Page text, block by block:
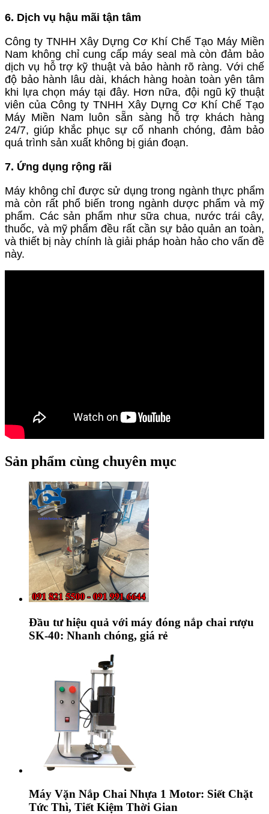
6. Dịch vụ hậu mãi tận tâm
Công ty TNHH Xây Dựng Cơ Khí Chế Tạo Máy Miền
Nam không chỉ cung cấp máy seal mà còn đảm bảo
dịch vụ hỗ trợ kỹ thuật và bảo hành rõ ràng. Với chế
độ bảo hành lâu dài, khách hàng hoàn toàn yên tâm
khi lựa chọn máy tại đây. Hơn nữa, đội ngũ kỹ thuật
viên của Công ty TNHH Xây Dựng Cơ Khí Chế Tạo
Máy Miền Nam luôn sẵn sàng hỗ trợ khách hàng
24/7, giúp khắc phục sự cố nhanh chóng, đảm bảo
quá trình sản xuất không bị gián đoạn.
7. Ứng dụng rộng rãi
Máy không chỉ được sử dụng trong ngành thực phẩm
mà còn rất phổ biến trong ngành dược phẩm và mỹ
phẩm. Các sản phẩm như sữa chua, nước trái cây,
thuốc, và mỹ phẩm đều rất cần sự bảo quản an toàn,
và thiết bị này chính là giải pháp hoàn hảo cho vấn đề
này.
Sản phẩm cùng chuyên mục
Đầu tư hiệu quả với máy đóng nắp chai rượu
SK-40: Nhanh chóng, giá rẻ
Máy Vặn Nắp Chai Nhựa 1 Motor: Siết Chặt
Tức Thì, Tiết Kiệm Thời Gian